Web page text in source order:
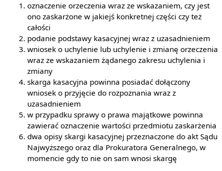
oznaczenie orzeczenia wraz ze wskazaniem, czy jest
ono zaskarżone w jakiejś konkretnej części czy też
całości
podanie podstawy kasacyjnej wraz z uzasadnieniem
wniosek o uchylenie lub uchylenie i zmianę orzeczenia
wraz ze wskazaniem żądanego zakresu uchylenia i
zmiany
skarga kasacyjna powinna posiadać dołączony
wniosek o przyjęcie do rozpoznania wraz z
uzasadnieniem
w przypadku sprawy o prawa majątkowe powinna
zawierać oznaczenie wartości przedmiotu zaskarżenia
dwa opisy skargi kasacyjnej przeznaczone do akt Sądu
Najwyższego oraz dla Prokuratora Generalnego, w
momencie gdy to nie on sam wnosi skargę